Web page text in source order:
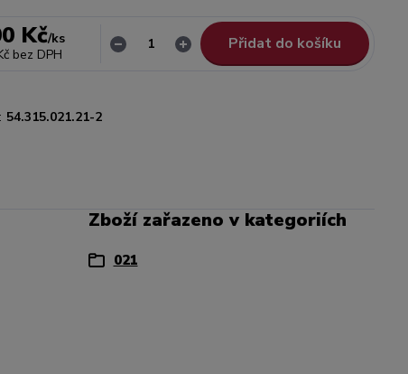
Kč/ks
bez DPH
Přidat do košíku
54.315.021.21-2
Zboží zařazeno v kategoriích
021